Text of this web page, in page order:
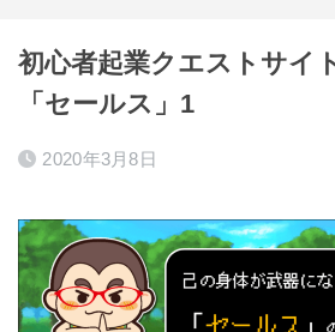
初心者起業クエストサイ
「セールス」1
2020年3月8日